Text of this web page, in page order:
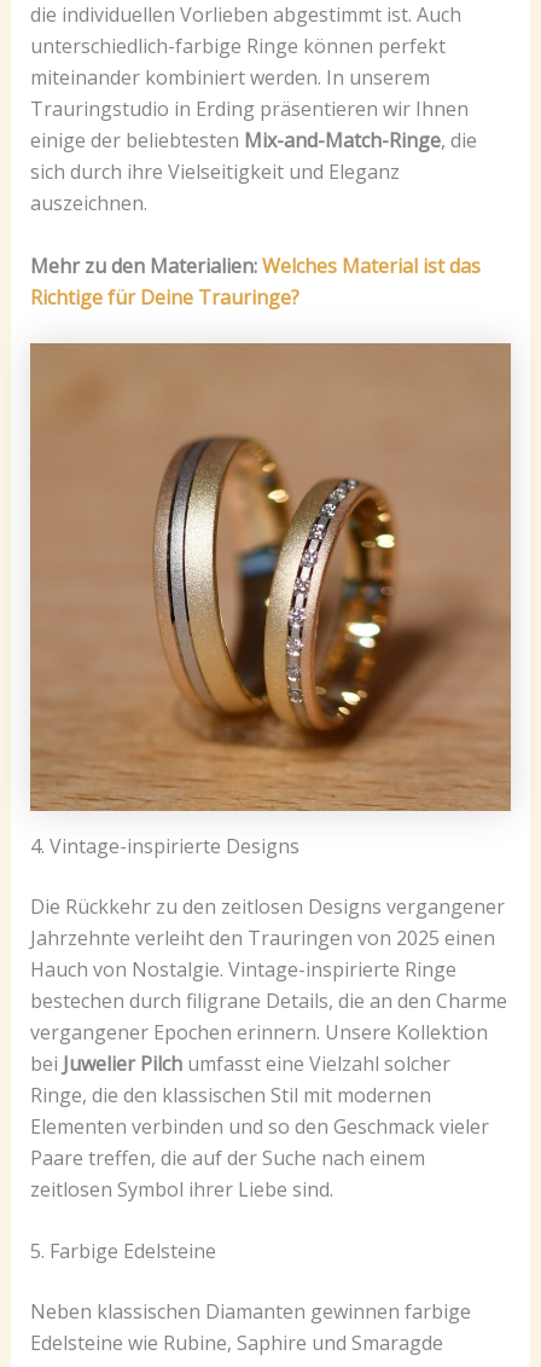
die individuellen Vorlieben abgestimmt ist. Auch
unterschiedlich-farbige Ringe können perfekt
miteinander kombiniert werden. In unserem
Trauringstudio in Erding präsentieren wir Ihnen
einige der beliebtesten Mix-and-Match-Ringe, die
sich durch ihre Vielseitigkeit und Eleganz
auszeichnen.
Mehr zu den Materialien:Welches Material ist das
Richtige für Deine Trauringe?
4. Vintage-inspirierte Designs
Die Rückkehr zu den zeitlosen Designs vergangener
Jahrzehnte verleiht den Trauringen von 2025 einen
Hauch von Nostalgie. Vintage-inspirierte Ringe
bestechen durch filigrane Details, die an den Charme
vergangener Epochen erinnern. Unsere Kollektion
bei Juwelier Pilchumfasst eine Vielzahl solcher
Ringe, die den klassischen Stil mit modernen
Elementen verbinden und so den Geschmack vieler
Paare treffen, die auf der Suche nach einem
zeitlosen Symbol ihrer Liebe sind.
5. Farbige Edelsteine
Neben klassischen Diamanten gewinnen farbige
Edelsteine wie Rubine, Saphire und Smaragde